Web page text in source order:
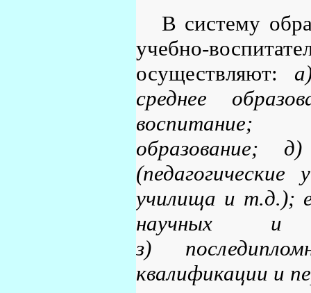
В систему
учебно-
осуществляют:
среднее
воспитание;
образование;
училища и т.д.);
научных и
з)
квалификации и